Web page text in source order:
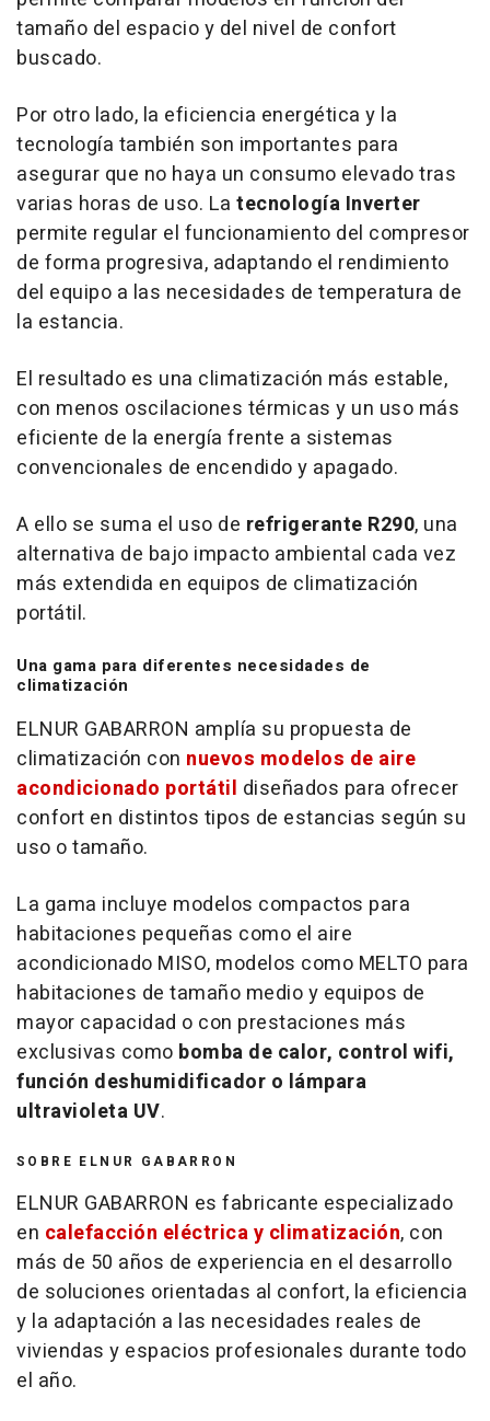
tamaño del espacio y del nivel de confort
buscado.
Por otro lado, la eficiencia energética y la
tecnología también son importantes para
asegurar que no haya un consumo elevado tras
varias horas de uso. La tecnología Inverter
permite regular el funcionamiento del compresor
de forma progresiva, adaptando el rendimiento
del equipo a las necesidades de temperatura de
la estancia.
El resultado es una climatización más estable,
con menos oscilaciones térmicas y un uso más
eficiente de la energía frente a sistemas
convencionales de encendido y apagado.
A ello se suma el uso de refrigerante R290, una
alternativa de bajo impacto ambiental cada vez
más extendida en equipos de climatización
portátil.
Una gama para diferentes necesidades de
climatización
ELNUR GABARRON amplía su propuesta de
climatización con nuevos modelos de aire
acondicionado portátil diseñados para ofrecer
confort en distintos tipos de estancias según su
uso o tamaño.
La gama incluye modelos compactos para
habitaciones pequeñas como el aire
acondicionado MISO, modelos como MELTO para
habitaciones de tamaño medio y equipos de
mayor capacidad o con prestaciones más
exclusivas como bomba de calor, control wifi,
función deshumidificador o lámpara
ultravioleta UV.
SOBRE ELNUR GABARRON
ELNUR GABARRON es fabricante especializado
en calefacción eléctrica y climatización, con
más de 50 años de experiencia en el desarrollo
de soluciones orientadas al confort, la eficiencia
y la adaptación a las necesidades reales de
viviendas y espacios profesionales durante todo
el año.